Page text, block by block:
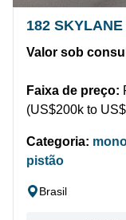
182
Valor sob
Faixa de preço:
(US$200k to
Categoria:
pistão
Brasil